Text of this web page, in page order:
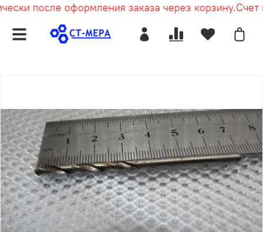
после оформления заказа через корзину.Счет